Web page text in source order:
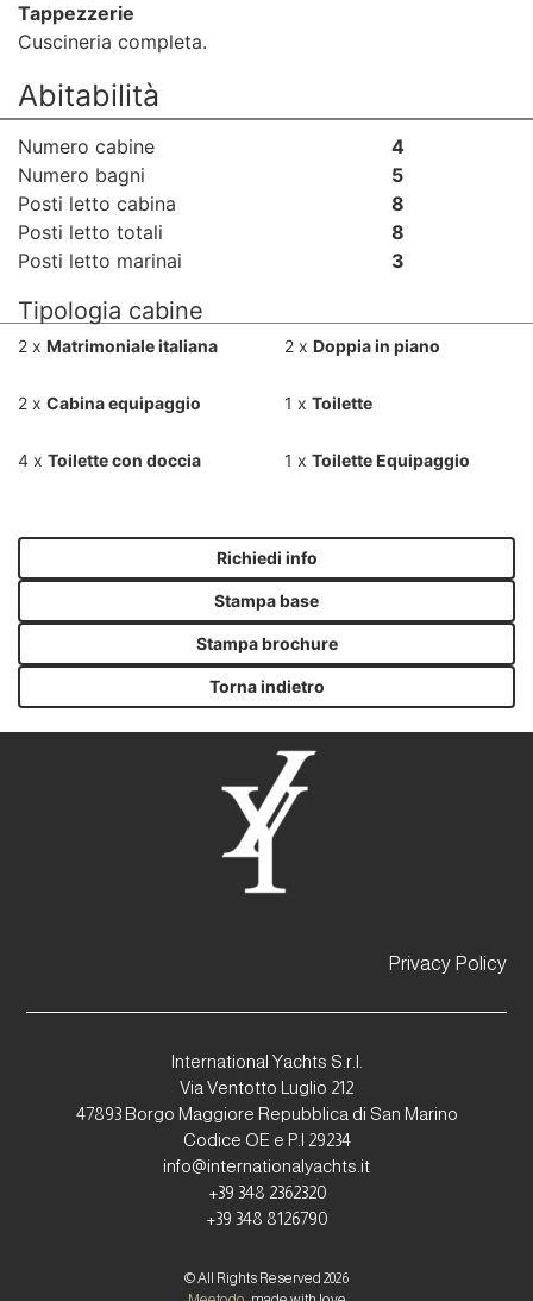
Tappezzerie
Cuscineria completa.
Abitabilità
Numero cabine
4
Numero bagni
5
Posti letto cabina
8
Posti letto totali
8
Posti letto marinai
3
Tipologia cabine
2 x Matrimoniale italiana 2 x Doppia in piano
2 x Cabina equipaggio 1 x Toilette
4 x Toilette con doccia 1 x Toilette Equipaggio
Richiedi info
Stampa base
Stampa brochure
Torna indietro
Privacy Policy
International Yachts S.r.l.
Via Ventotto Luglio 212
47893 Borgo Maggiore Repubblica di San Marino
Codice OE e P.I 29234
info@internationalyachts.it
+39 348 2362320
+39 348 8126790
© All Rights Reserved 2026